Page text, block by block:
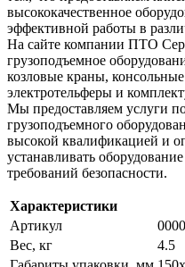
высококачественное
эффективной работы в
На сайте компании ПТО
грузоподъемное
козловые краны,
электротельферы и
Мы предоставляем услуги
грузоподъемного
высокой квалификацией и
устанавливать
требований безопасности.
Характеристики
Артикул
Вес, кг
4.5